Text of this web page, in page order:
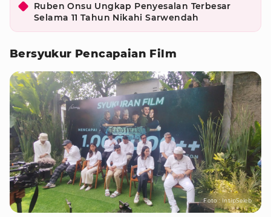
Ruben Onsu Ungkap Penyesalan Terbesar
Selama 11 Tahun Nikahi Sarwendah
Bersyukur Pencapaian Film
Foto : IntipSeleb